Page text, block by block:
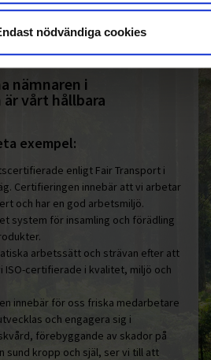
nödvändiga cookies
nämnaren i
vårt hållbara
exempel:
enligt Fair Transport i
Certifieringen innebär att vi arbetar
och har en god arbetsmiljö.
system för insamling och förädling
arbetssätt och strävan efter att
ISO-certifierade i kvalitet, miljö och
innebär för oss friska medarbetare
och engagera sig i
förebyggande av skador på
sund kropp och själ, ser vi till att